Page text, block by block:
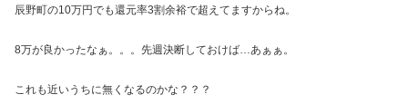
辰野町の10万円でも還元率3割余裕で超えてますからね。
8万が良かったなぁ。。。先週決断しておけば…あぁぁ。
これも近いうちに無くなるのかな？？？